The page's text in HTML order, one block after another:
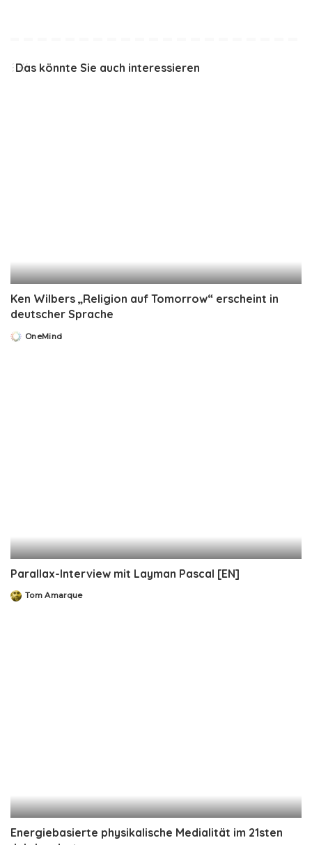
Das könnte Sie auch interessieren
Ken Wilbers „Religion auf Tomorrow“ erscheint in
deutscher Sprache
PostedOneMind
Parallax-Interview mit Layman Pascal [EN]
PostedTom Amarque
Energiebasierte physikalische Medialität im 21sten